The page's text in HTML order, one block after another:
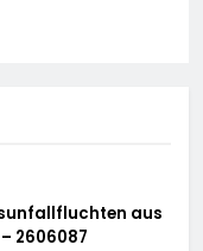
aus
2606087